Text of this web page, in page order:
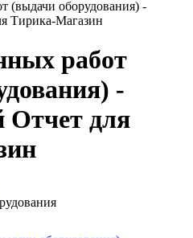
(выдачи оборудования) -
Тирика-Магазин
работ
-
для